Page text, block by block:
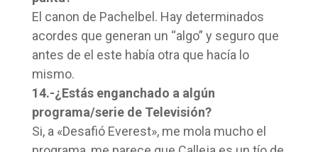
El canon de Pachelbel. Hay determinados
acordes que generan un “algo” y seguro que
antes de el este había otra que hacía lo
mismo.
14.-¿Estás enganchado a algún
programa/serie de Televisión?
Si, a «Desafió Everest», me mola mucho el